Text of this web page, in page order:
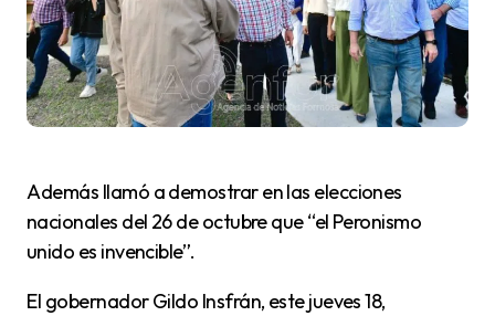
Además llamó a demostrar en las elecciones
nacionales del 26 de octubre que “el Peronismo
unido es invencible”.
El gobernador Gildo Insfrán, este jueves 18,